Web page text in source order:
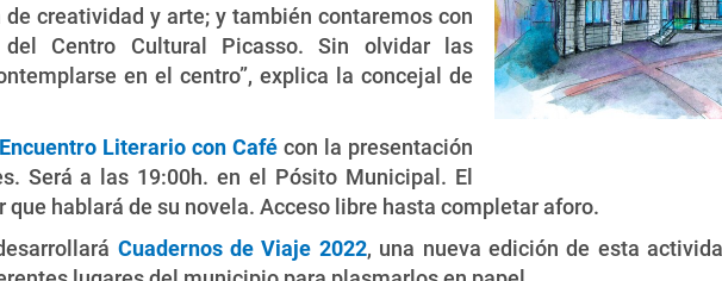
creatividad y arte; y también contaremos con
Centro Cultural Picasso. Sin olvidar las
en el centro”, explica la concejal de
Encuentro Literario con Café con la presentación
Será a las 19:00h. en el Pósito Municipal. El
hablará de su novela. Acceso libre hasta completar aforo.
Cuadernos de Viaje 2022, una nueva edición de esta